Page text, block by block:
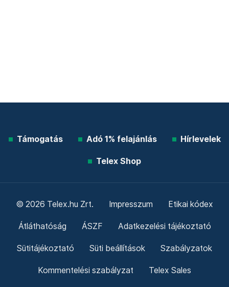
Támogatás Adó 1% felajánlás Hírlevelek
Telex Shop
© 2026 Telex.hu Zrt. Impresszum Etikai kódex
Átláthatóság ÁSZF Adatkezelési tájékoztató
Sütitájékoztató Süti beállítások Szabályzatok
Kommentelési szabályzat Telex Sales